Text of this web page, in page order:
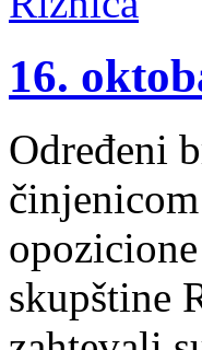
16.
Određeni
skupštine